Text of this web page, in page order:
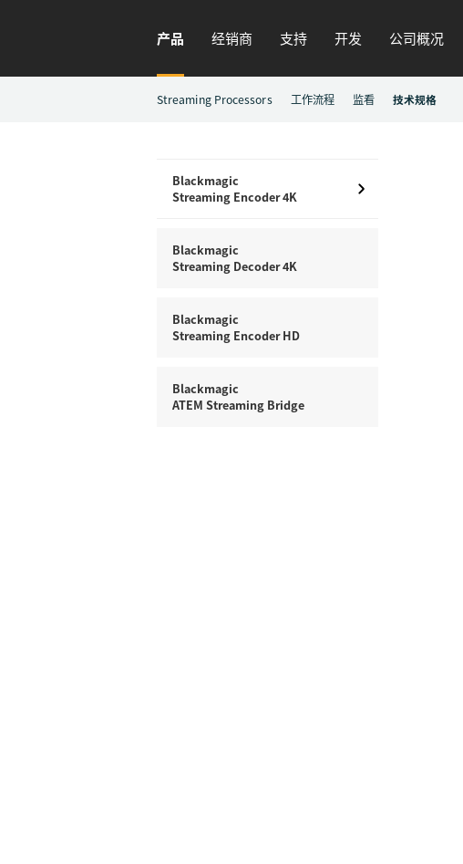
产品 经销商 支持 开发 公司概况
Streaming Processors 工作流程 监看 技术规格
Blackmagic
Streaming Encoder 4K
Blackmagic
Streaming Decoder 4K
Blackmagic
Streaming Encoder HD
Blackmagic
ATEM Streaming Bridge